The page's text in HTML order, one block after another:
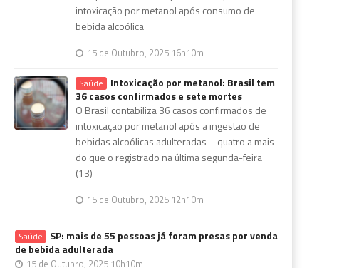
intoxicação por metanol após consumo de
bebida alcoólica
15 de Outubro, 2025 16h10m
Saúde
Intoxicação por metanol: Brasil tem
36 casos confirmados e sete mortes
O Brasil contabiliza 36 casos confirmados de
intoxicação por metanol após a ingestão de
bebidas alcoólicas adulteradas – quatro a mais
do que o registrado na última segunda-feira
(13)
15 de Outubro, 2025 12h10m
Saúde
SP: mais de 55 pessoas já foram presas por venda
de bebida adulterada
15 de Outubro, 2025 10h10m